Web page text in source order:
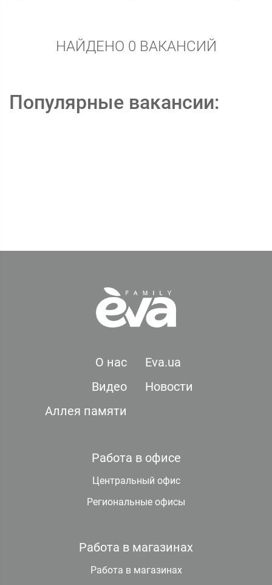
НАЙДЕНО 0 ВАКАНСИЙ
Популярные вакансии:
О нас
Eva.ua
Видео
Новости
Аллея памяти
Работа в офисе
Центральный офис
Региональные офисы
Работа в магазинах
Работа в магазинах